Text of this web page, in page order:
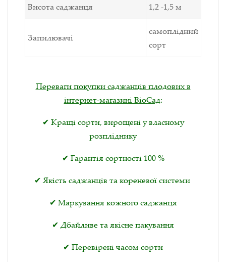
Висота саджанця 1,2 -1,5 м
Запилювачі
самоплідний
сорт
Переваги покупки саджанців плодових в
інтернет-магазині BioСад:
✔ Кращі сорти, вирощені у власному
розпліднику
✔ Гарантія сортності 100 %
✔ Якість саджанців та кореневої системи
✔ Маркування кожного саджанця
✔ Дбайливе та якісне пакування
✔ Перевірені часом сорти